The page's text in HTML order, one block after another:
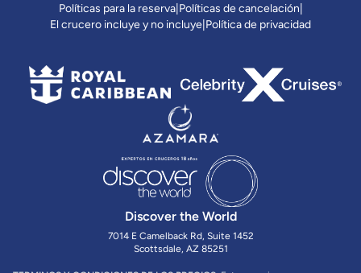
Políticas para la reserva| Políticas de cancelación
El crucero incluye y no incluye Política de privacidad
Discover the World
7014 E Camelback Rd, Suite 1452
Scottsdale, AZ 85251